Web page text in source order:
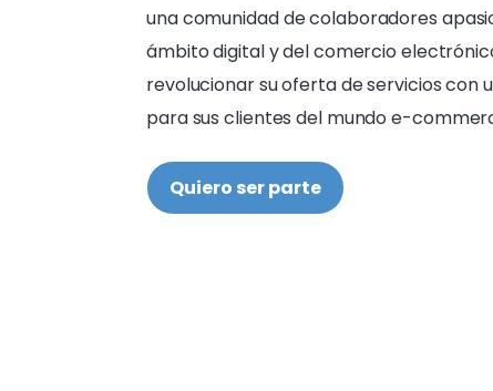
una comunidad de colaboradores
ámbito digital y del comercio
revolucionar su oferta de servicios con
para sus clientes del mundo e-
Quiero ser parte